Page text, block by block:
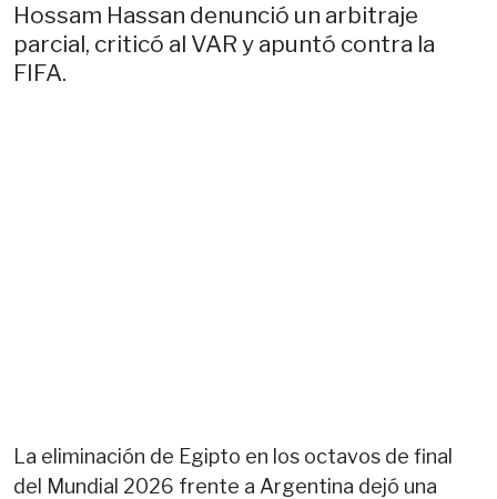
Hossam Hassan denunció un arbitraje
parcial, criticó al VAR y apuntó contra la
FIFA.
La eliminación de Egipto en los octavos de final
del Mundial 2026 frente a Argentina dejó una